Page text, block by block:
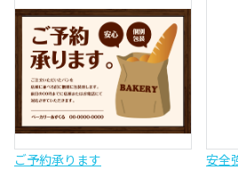
ご予約承ります 安全